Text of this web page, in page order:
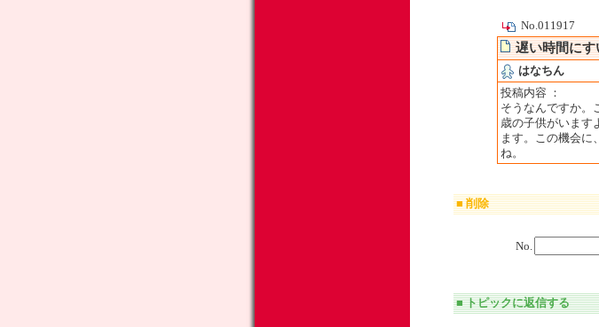
No.011917
遅い時間にす
はなちん
投稿内容 ：
そうなんですか。
歳の子供がいます
ます。この機会に
ね。
■ 削除
No.
■ トピックに返信する